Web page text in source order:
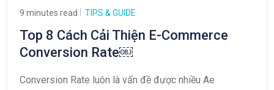
9 minutes read TIPS & GUIDE
Top 8 Cách Cải Thiện E-Commerce
Conversion Rate￼
Conversion Rate luôn là vấn đề được nhiều Ae